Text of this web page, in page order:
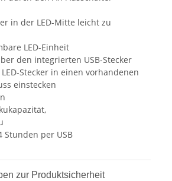
in der LED-Mitte leicht zu
LED-Einheit
den integrierten USB-Stecker
Stecker in einen vorhandenen
einstecken
Stunden per USB
zur Produktsicherheit